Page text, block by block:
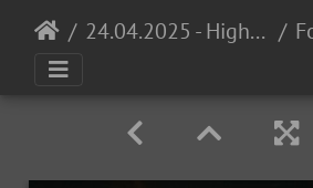
24.04.2025 - High School Invasion 0711 Opening @ Proton